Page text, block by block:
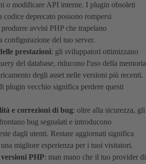
o modificare API interne. I plugin obsoleti
codice deprecato possono rompersi
avvisi PHP che trapelano
configurazione del tuo server.
prestazioni: gli sviluppatori ottimizzano
del database, riducono l'uso della memoria
degli asset nelle versioni più recenti.
plugin vecchio significa perdere questi
e correzioni di bug: oltre alla sicurezza, gli
bug segnalati e introducono
dagli utenti. Restare aggiornati significa
migliore esperienza per i tuoi visitatori.
PHP: man mano che il tuo provider di